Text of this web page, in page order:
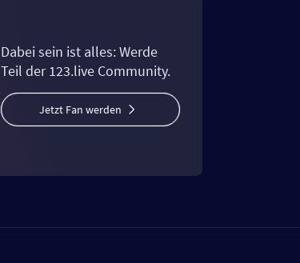
Dabei sein ist alles: Werde
Teil der 123.live Community.
Jetzt Fan werden